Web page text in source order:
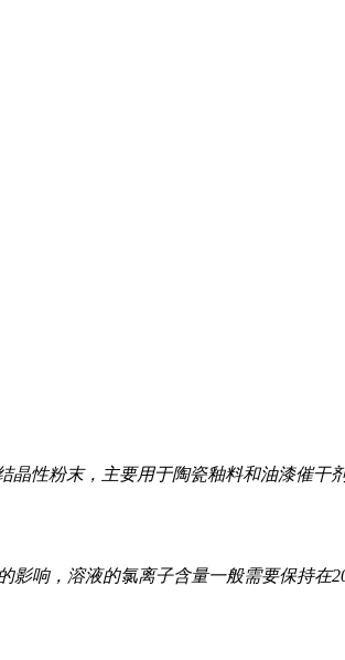
晶性粉末，主要用于陶瓷釉料和油漆催干
响，溶液的氯离子含量一般需要保持在